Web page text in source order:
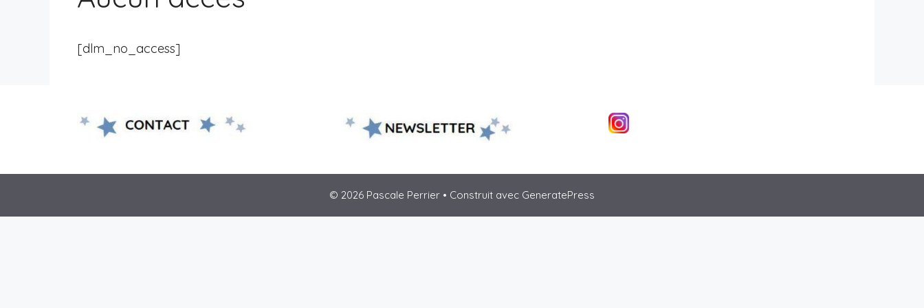
[dlm_no_access]
© 2026 Pascale Perrier • Construit avec GeneratePress